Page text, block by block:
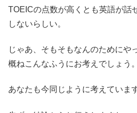
TOEICの点数が高くとも英語が話
しないらしい。
じゃあ、そもそもなんのためにや
概ねこんなふうにお考えでしょう。
あなたも今同じように考えていま